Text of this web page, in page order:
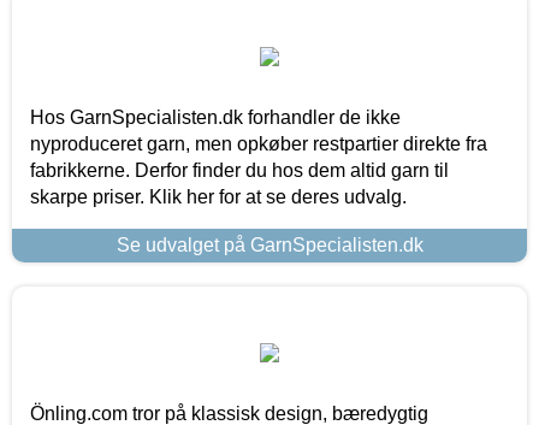
Hos GarnSpecialisten.dk forhandler de ikke
nyproduceret garn, men opkøber restpartier direkte fra
fabrikkerne. Derfor finder du hos dem altid garn til
skarpe priser. Klik her for at se deres udvalg.
Se udvalget på GarnSpecialisten.dk
Önling.com tror på klassisk design, bæredygtig